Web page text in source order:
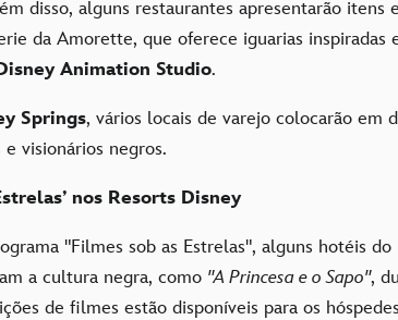
disso, alguns restaurantes apresentarão itens
da Amorette, que oferece iguarias inspiradas
Animation Studio.
Springs, vários locais de varejo colocarão em
visionários negros.
nos Resorts Disney
"Filmes sob as Estrelas", alguns hotéis do
a cultura negra, como "A Princesa e o Sapo",
de filmes estão disponíveis para os